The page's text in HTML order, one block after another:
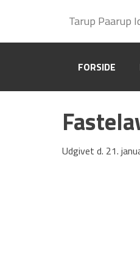
Tarup Paarup
FORSIDE
Fodbold Gymnastik
Motion/Løb
Tennis og Padel
Tarup Paarup
FORSIDE
Udgivet d. 21.